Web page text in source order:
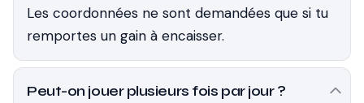
Les coordonnées ne sont demandées que si tu
remportes un gain à encaisser.
Peut-on jouer plusieurs fois par jour ?